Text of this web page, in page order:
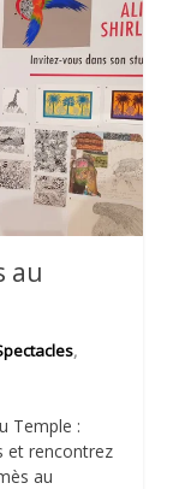
au
,
Temple :
et rencontrez
au